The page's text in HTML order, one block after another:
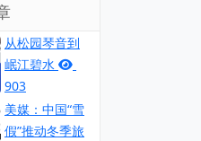
从松园琴音到
岷江碧水
903
美媒：中国“雪
假”推动冬季旅